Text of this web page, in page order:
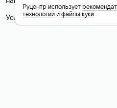
Условия использования Whois-
Руцентр использует
технологииифайлы куки